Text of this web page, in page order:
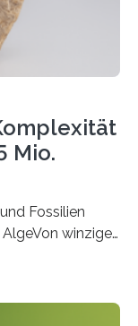
Mio.
Fossilien
winzigen